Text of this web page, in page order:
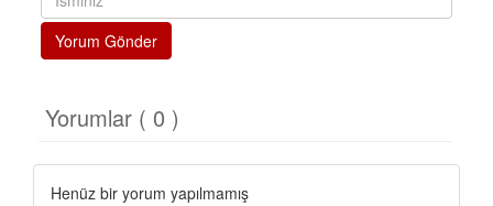
Yorum Gönder
Yorumlar ( 0 )
Henüz bir yorum yapılmamış